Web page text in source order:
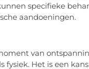
specifieke
aandoeningen.
van
Het is een